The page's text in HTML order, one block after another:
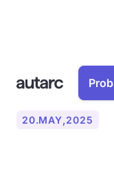
20.MAY,2025